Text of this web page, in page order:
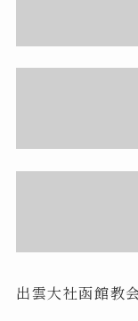
出雲大社函館教